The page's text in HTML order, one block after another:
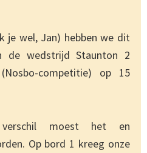
je wel, Jan) hebben we dit
de wedstrijd Staunton 2
competitie) op 15
moest het en
Op bord 1 kreeg onze